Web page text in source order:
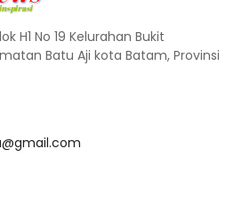
H1 No 19 Kelurahan Bukit
Batu Aji kota Batam, Provinsi